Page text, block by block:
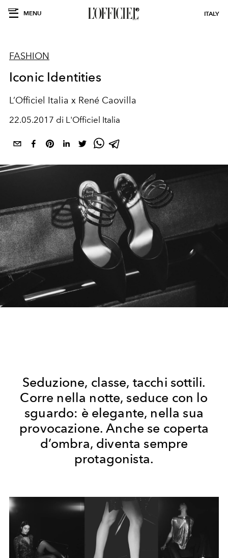
MENU ITALY
FASHION
Iconic Identities
L’Officiel Italia x René Caovilla
22.05.2017 di L'Officiel Italia
Seduzione, classe, tacchi sottili.
Corre nella notte, seduce con lo
sguardo: è elegante, nella sua
provocazione. Anche se coperta
d’ombra, diventa sempre
protagonista.